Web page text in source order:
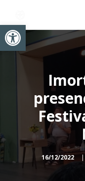
Abrir a barra de
16/12/2022 |